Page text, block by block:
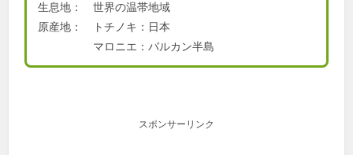
生息地： 世界の温帯地域
原産地： トチノキ：日本
マロニエ：バルカン半島
スポンサーリンク